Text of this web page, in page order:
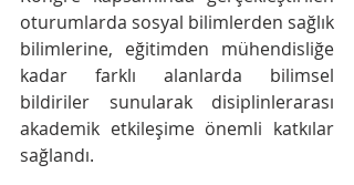
oturumlarda sosyal bilimlerden sağlık
bilimlerine, eğitimden mühendisliğe
kadar farklı alanlarda bilimsel
bildiriler sunularak disiplinlerarası
akademik etkileşime önemli katkılar
sağlandı.